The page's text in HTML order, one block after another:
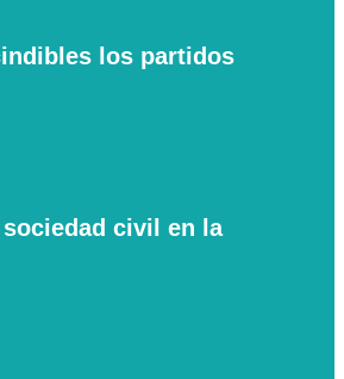
los partidos
civil en la